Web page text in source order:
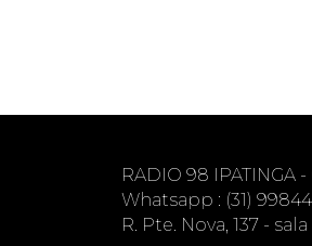
RADIO 98 IPATINGA -
Whatsapp : (31)
R. Pte. Nova, 137 -